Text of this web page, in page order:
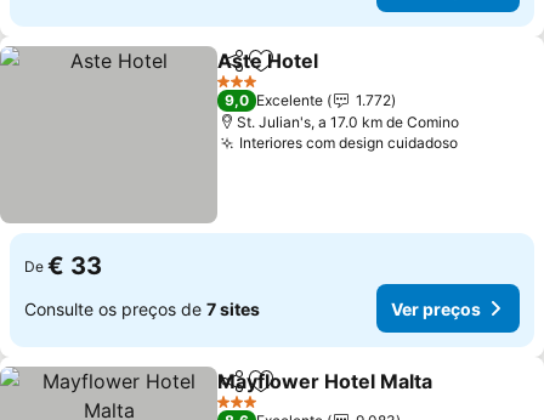
PartilharAdicionar aos favoritos
Aste Hotel
3 Estrelas
9,0 Excelente
1.772
St. Julian's, a 17.0 km de Comino
Interiores com design cuidadoso
De € 33
Consulte os preços de 7 sites Ver preços
PartilharAdicionar aos favoritos
Mayflower Hotel Malta
3 Estrelas